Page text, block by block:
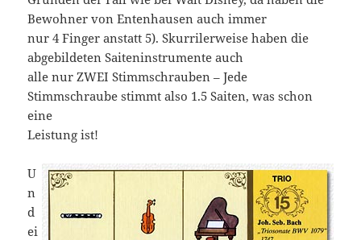
Bewohner von Entenhausen auch immer
nur 4 Finger anstatt 5). Skurrilerweise haben die
abgebildeten Saiteninstrumente auch
alle nur ZWEI Stimmschrauben – Jede
Stimmschraube stimmt also 1.5 Saiten, was schon
eine
Leistung ist!
U
n
d
ei